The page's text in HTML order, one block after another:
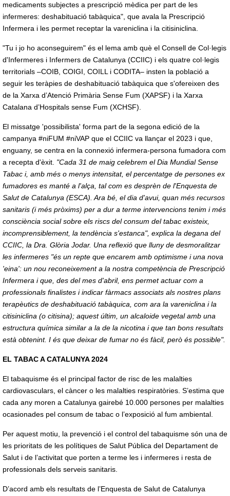
medicaments subjectes a prescripció mèdica per part de les
infermeres: deshabituació tabàquica", que avala la Prescripció
Infermera i les permet receptar la vareniclina i la citisiniclina.
"Tu i jo ho aconseguirem" és el lema amb què el Consell de Col·legis
d'Infermeres i Infermers de Catalunya (CCIIC) i els quatre col·legis
territorials –COIB, COIGI, COILL i CODITA– insten la població a
seguir les teràpies de deshabituació tabàquica que s'ofereixen des
de la Xarxa d’Atenció Primària Sense Fum (XAPSF) i la Xarxa
Catalana d’Hospitals sense Fum (XCHSF).
El missatge 'possibilista' forma part de la segona edició de la
campanya #niFUM #niVAP que el CCIIC va llançar el 2023 i que,
enguany, se centra en la connexió infermera-persona fumadora com
a recepta d'èxit. "Cada 31 de maig celebrem el Dia Mundial Sense
Tabac i, amb més o menys intensitat, el percentatge de persones ex
fumadores es manté a l'alça, tal com es desprèn de l'Enquesta de
Salut de Catalunya (ESCA). Ara bé, el dia d'avui, quan més recursos
sanitaris (i més pròxims) per a dur a terme intervencions tenim i més
consciència social sobre els riscs del consum del tabac existeix,
incomprensiblement, la tendència s'estanca", explica la degana del
CCIIC, la Dra. Glòria Jodar. Una reflexió que lluny de desmoralitzar
les infermeres "és un repte que encarem amb optimisme i una nova
'eina': un nou reconeixement a la nostra competència de Prescripció
Infermera i que, des del mes d'abril, ens permet actuar com a
professionals finalistes i indicar fàrmacs associats als nostres plans
terapèutics de deshabituació tabàquica, com ara la vareniclina i la
citisiniclina (o citisina); aquest últim, un alcaloide vegetal amb una
estructura química similar a la de la nicotina i que tan bons resultats
està obtenint. I és que deixar de fumar no és fàcil, però és possible".
EL TABAC A CATALUNYA 2024
El tabaquisme és el principal factor de risc de les malalties
cardiovasculars, el càncer o les malalties respiratòries. S’estima que
cada any moren a Catalunya gairebé 10.000 persones per malalties
ocasionades pel consum de tabac o l’exposició al fum ambiental.
Per aquest motiu, la prevenció i el control del tabaquisme són una de
les prioritats de les polítiques de Salut Pública del Departament de
Salut i de l’activitat que porten a terme les i infermeres i resta de
professionals dels serveis sanitaris.
D’acord amb els resultats de l’Enquesta de Salut de Catalunya